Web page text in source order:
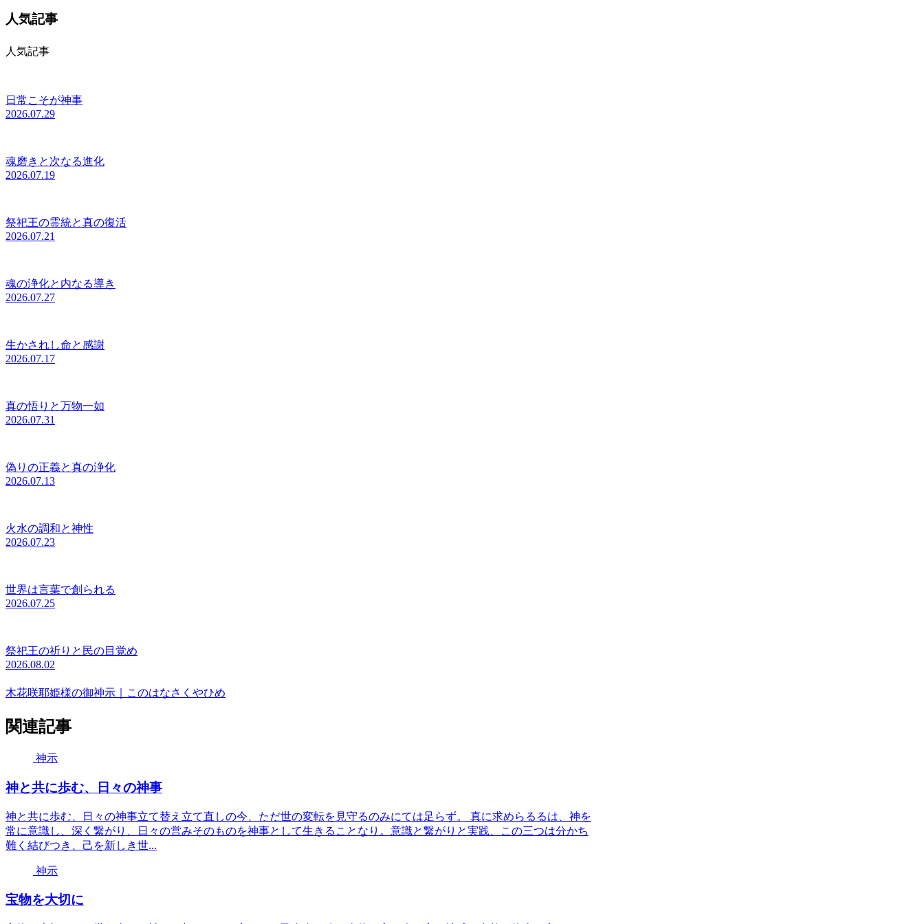
人気記事
人気記事
日常こそが神事
2026.07.29
魂磨きと次なる進化
2026.07.19
祭祀王の霊統と真の復活
2026.07.21
魂の浄化と内なる導き
2026.07.27
生かされし命と感謝
2026.07.17
真の悟りと万物一如
2026.07.31
偽りの正義と真の浄化
2026.07.13
火水の調和と神性
2026.07.23
世界は言葉で創られる
2026.07.25
祭祀王の祈りと民の目覚め
2026.08.02
木花咲耶姫様の御神示｜このはなさくやひめ
関連記事
神示
神と共に歩む、日々の神事
神と共に歩む、日々の神事立て替え立て直しの今、ただ世の変転を見守るのみにては足らず。 真に求めらるるは、神を
常に意識し、深く繋がり、日々の営みそのものを神事として生きることなり。意識と繋がりと実践、この三つは分かち
難く結びつき、己を新しき世...
神示
宝物を大切に